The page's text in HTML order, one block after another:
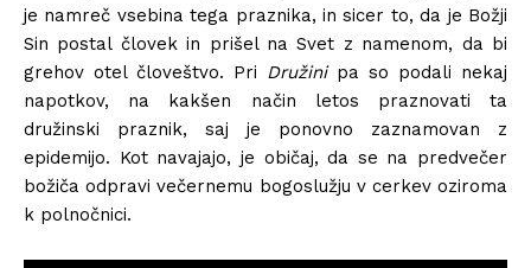
je namreč vsebina tega praznika, in sicer to, da je Božji
Sin postal človek in prišel na Svet z namenom, da bi
grehov otel človeštvo. Pri Družinipa so podali nekaj
napotkov, na kakšen način letos praznovati ta
družinski praznik, saj je ponovno zaznamovan z
epidemijo. Kot navajajo, je običaj, da se na predvečer
božiča odpravi večernemu bogoslužju v cerkev oziroma
k polnočnici.